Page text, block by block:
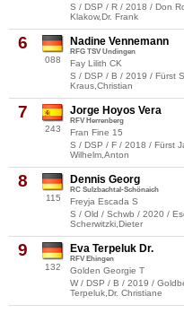
S / DSP / R / 2018 / Don
Klakow,Dr. Frank
6
088
Nadine Vennemann
RFG TSV Undingen
Fay Lilith CK
S / DSP / B / 2019 / Fürst
Kraus,Christian
7
243
Jorge Hoyos Vera
RFV Herrenberg
Fran Fine 15
S / DSP / F / 2018 / Fürst
Wilhelm,Anton
8
115
Dennis Georg
RC Sulzbachtal-Schönaich
Freyja Escada S
S / Old / Schwb / 2020 /
Scherwitzki,Dieter
9
132
Eva Terpeluk Dr.
RFV Ehingen
Golden Georgie T
W / DSP / B / 2019 /
Terpeluk,Dr. Christiane